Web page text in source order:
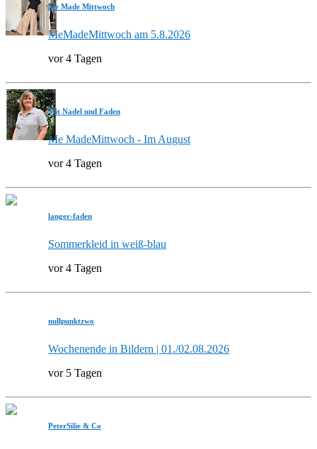
Me Made Mittwoch
MeMadeMittwoch am 5.8.2026
vor 4 Tagen
Mit Nadel und Faden
Me MadeMittwoch - Im August
vor 4 Tagen
langer-faden
Sommerkleid in weiß-blau
vor 4 Tagen
nullpunktzwo
Wochenende in Bildern | 01./02.08.2026
vor 5 Tagen
PeterSilie & Co